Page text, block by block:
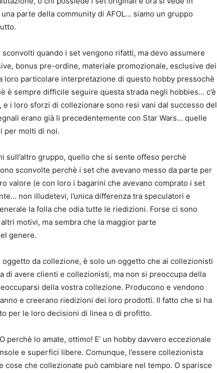
parte della community di AFOL… siamo un gruppo
quando i set vengono rifatti, ma devo assumere
bonus pre-ordine, materiale promozionale, esclusive dei
loro particolare interpretazione di questo hobby pressochè
è sempre difficile seguire questa strada negli hobbies… c’è
i loro sforzi di collezionare sono resi vani dal successo del
erano già li precedentemente con Star Wars… quelle
per molti di noi.
sull’altro gruppo, quello che si sente offeso perchè
sconvolte perchè i set che avevano messo da parte per
valore (e con loro i bagarini che avevano comprato i set
non illudetevi, l’unica differenza tra speculatori e
la folla che odia tutte le riedizioni. Forse ci sono
motivi, ma sembra che la maggior parte
genere.
oggetto da collezione, è solo un oggetto che ai collezionisti
di avere clienti e collezionisti, ma non si preoccupa della
della vostra collezione. Producono e vendono
e creerano riedizioni dei loro prodotti. Il fatto che si ha
per le loro decisioni di linea o di profitto.
perchè lo amate, ottimo! E’ un hobby davvero eccezionale
e superfici libere. Comunque, l’essere collezionista
cose che collezionate può cambiare nel tempo. O sparisce